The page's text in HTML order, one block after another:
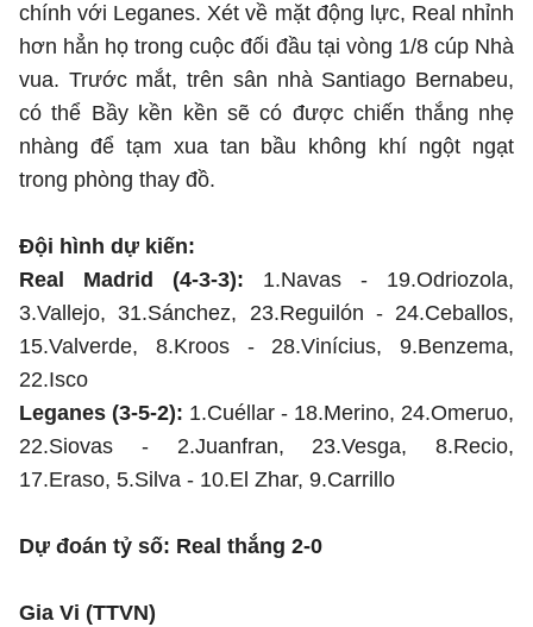
chính với Leganes. Xét về mặt động lực, Real nhỉnh
hơn hẳn họ trong cuộc đối đầu tại vòng 1/8 cúp Nhà
vua. Trước mắt, trên sân nhà Santiago Bernabeu,
có thể Bầy kền kền sẽ có được chiến thắng nhẹ
nhàng để tạm xua tan bầu không khí ngột ngạt
trong phòng thay đồ.
Đội hình dự kiến:
Real Madrid (4-3-3): 1.Navas - 19.Odriozola,
3.Vallejo, 31.Sánchez, 23.Reguilón - 24.Ceballos,
15.Valverde, 8.Kroos - 28.Vinícius, 9.Benzema,
22.Isco
Leganes (3-5-2): 1.Cuéllar - 18.Merino, 24.Omeruo,
22.Siovas - 2.Juanfran, 23.Vesga, 8.Recio,
17.Eraso, 5.Silva - 10.El Zhar, 9.Carrillo
Dự đoán tỷ số: Real thắng 2-0
Gia Vi (TTVN)